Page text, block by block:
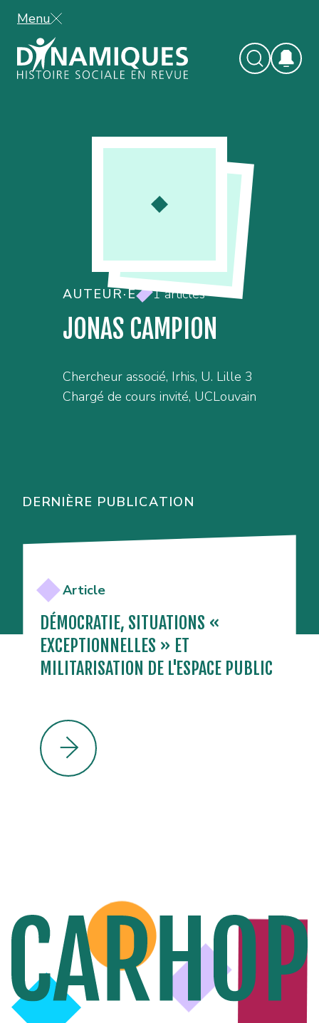
Menu
AUTEUR·E 1 articles
JONAS CAMPION
Chercheur associé, Irhis, U. Lille 3
Chargé de cours invité, UCLouvain
DERNIÈRE PUBLICATION
Article
DÉMOCRATIE, SITUATIONS «
EXCEPTIONNELLES » ET
MILITARISATION DE L'ESPACE PUBLIC